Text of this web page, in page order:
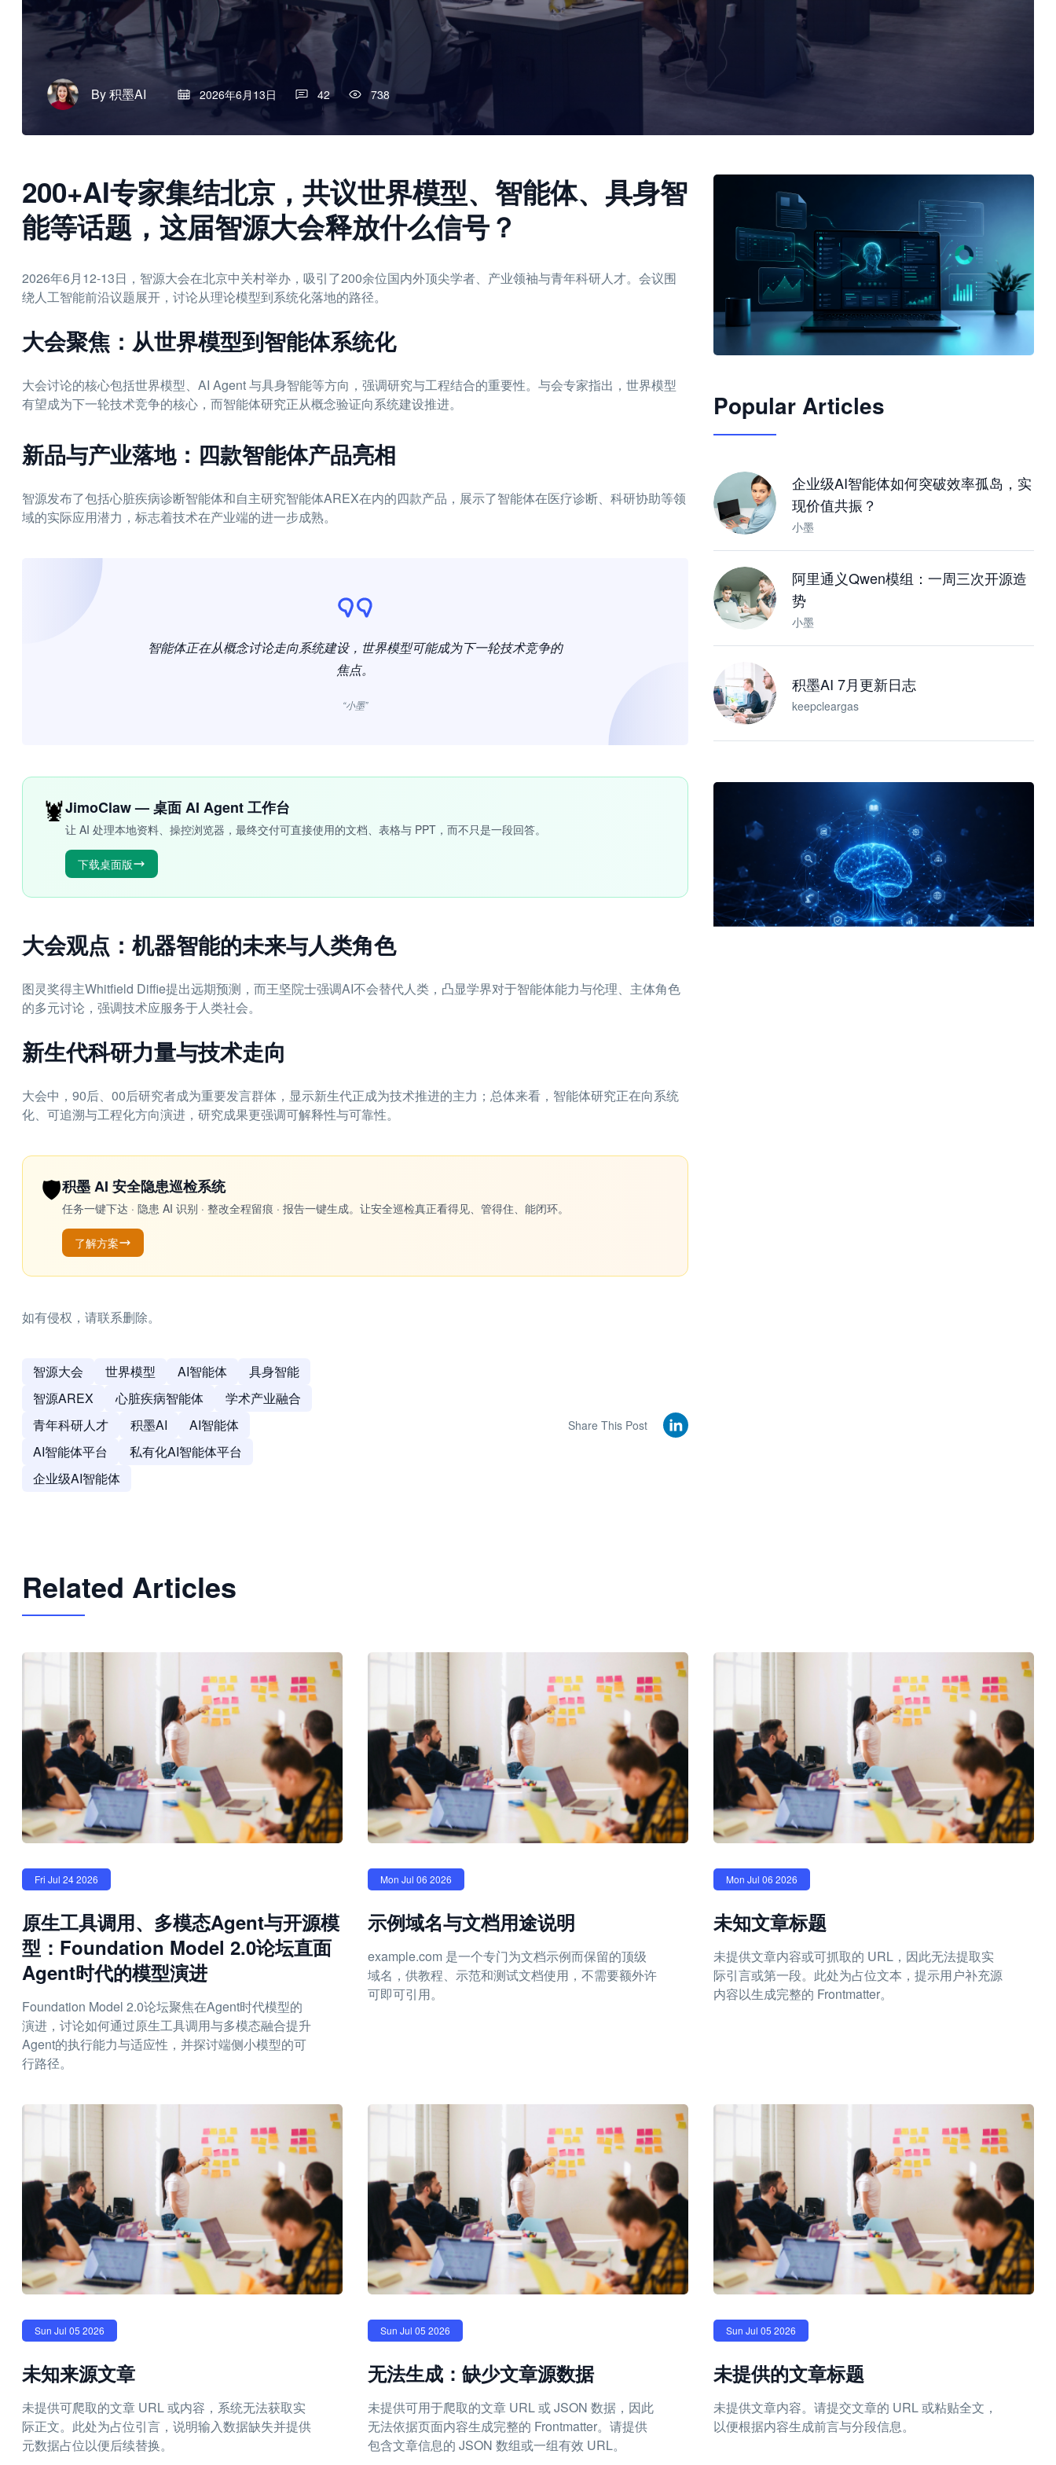
By积墨AI 2026年6月13日 42 738
200+AI专家集结北京，共议世界模型、智能体、具身智
能等话题，这届智源大会释放什么信号？
2026年6月12-13日，智源大会在北京中关村举办，吸引了200余位国内外顶尖学者、产业领袖与青年科研人才。会议围
绕人工智能前沿议题展开，讨论从理论模型到系统化落地的路径。
大会聚焦：从世界模型到智能体系统化
大会讨论的核心包括世界模型、AI Agent 与具身智能等方向，强调研究与工程结合的重要性。与会专家指出，世界模型
有望成为下一轮技术竞争的核心，而智能体研究正从概念验证向系统建设推进。
新品与产业落地：四款智能体产品亮相
智源发布了包括心脏疾病诊断智能体和自主研究智能体AREX在内的四款产品，展示了智能体在医疗诊断、科研协助等领
域的实际应用潜力，标志着技术在产业端的进一步成熟。
智能体正在从概念讨论走向系统建设，世界模型可能成为下一轮技术竞争的
焦点。
“小墨”
🦞JimoClaw — 桌面 AI Agent 工作台
让 AI 处理本地资料、操控浏览器，最终交付可直接使用的文档、表格与 PPT，而不只是一段回答。
下载桌面版
大会观点：机器智能的未来与人类角色
图灵奖得主Whitfield Diffie提出远期预测，而王坚院士强调AI不会替代人类，凸显学界对于智能体能力与伦理、主体角色
的多元讨论，强调技术应服务于人类社会。
新生代科研力量与技术走向
大会中，90后、00后研究者成为重要发言群体，显示新生代正成为技术推进的主力；总体来看，智能体研究正在向系统
化、可追溯与工程化方向演进，研究成果更强调可解释性与可靠性。
🛡️积墨 AI 安全隐患巡检系统
任务一键下达 · 隐患 AI 识别 · 整改全程留痕 · 报告一键生成。让安全巡检真正看得见、管得住、能闭环。
了解方案
如有侵权，请联系删除。
智源大会 世界模型 AI智能体
具身智能
智源AREX
心脏疾病智能体
学术产业融合
青年科研人才
积墨AI
AI智能体
AI智能体平台
私有化AI智能体平台
企业级AI智能体
Share This Post
JimoClaw 桌面 AI Agent 工作台
Popular Articles
企业级AI智能体如何突破效率孤岛，实
现价值共振？
小墨
阿里通义Qwen模组：一周三次开源造
势
小墨
积墨AI 7月更新日志
keepcleargas
Related Articles
Fri Jul 24 2026
原生工具调用、多模态Agent与开源模
型：Foundation Model 2.0论坛直面
Agent时代的模型演进
Foundation Model 2.0论坛聚焦在Agent时代模型的
演进，讨论如何通过原生工具调用与多模态融合提升
Agent的执行能力与适应性，并探讨端侧小模型的可
行路径。
Mon Jul 06 2026
示例域名与文档用途说明
example.com 是一个专门为文档示例而保留的顶级
域名，供教程、示范和测试文档使用，不需要额外许
可即可引用。
Mon Jul 06 2026
未知文章标题
未提供文章内容或可抓取的 URL，因此无法提取实
际引言或第一段。此处为占位文本，提示用户补充源
内容以生成完整的 Frontmatter。
Sun Jul 05 2026
未知来源文章
未提供可爬取的文章 URL 或内容，系统无法获取实
际正文。此处为占位引言，说明输入数据缺失并提供
元数据占位以便后续替换。
Sun Jul 05 2026
无法生成：缺少文章源数据
未提供可用于爬取的文章 URL 或 JSON 数据，因此
无法依据页面内容生成完整的 Frontmatter。请提供
包含文章信息的 JSON 数组或一组有效 URL。
Sun Jul 05 2026
未提供的文章标题
未提供文章内容。请提交文章的 URL 或粘贴全文，
以便根据内容生成前言与分段信息。